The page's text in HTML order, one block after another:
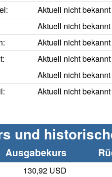
Aktuell nicht bekannt
Aktuell nicht bekannt
Aktuell nicht bekannt
Aktuell nicht bekannt
Aktuell nicht bekannt
Aktuell nicht bekannt
und
Ausgabekurs
130,92 USD